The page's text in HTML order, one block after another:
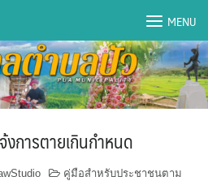
MENU
การตายเกินกำหนด
คู่มือสำหรับประชาชนตาม